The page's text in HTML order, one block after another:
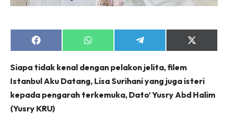
Share
on
Share
on
Share
on
Share
on
Siapa tidak kenal dengan pelakon jelita, filem
Istanbul Aku Datang, Lisa Surihani yang juga isteri
kepada pengarah terkemuka, Dato’ Yusry Abd Halim
(Yusry KRU)